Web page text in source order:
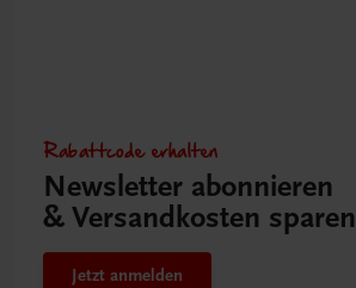
Rabattcode erhalten
Newsletter abonnieren
& Versandkosten sparen
Jetzt anmelden